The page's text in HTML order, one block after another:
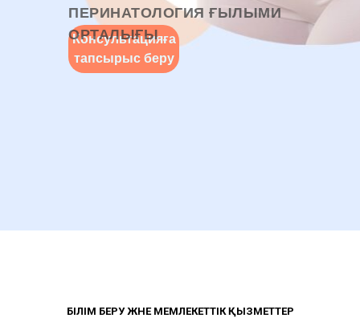
Консультацияға
тапсырыс беру
ПЕРИНАТОЛОГИЯ ҒЫЛЫМИ
ОРТАЛЫҒЫ
БІЛІМ БЕРУ ЖӘНЕ МЕМЛЕКЕТТІК ҚЫЗМЕТТЕР